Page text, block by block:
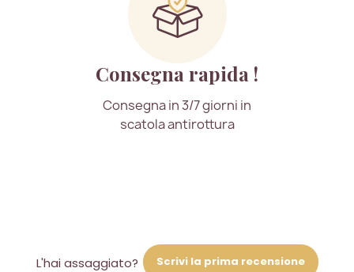
Consegna rapida !
Consegna in 3/7 giorni in
scatola antirottura
L'hai assaggiato? Scrivi la prima recensione